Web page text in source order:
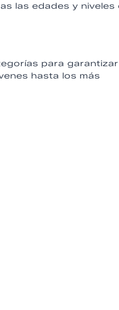
las edades y niveles
para garantizar
hasta los más